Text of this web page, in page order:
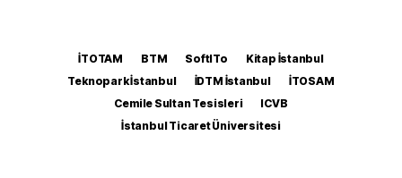
İTOTAM BTM SoftITo
Kitap İstanbul
Teknopark İstanbul
İDTM İstanbul
İTOSAM
Cemile Sultan Tesisleri
ICVB
İstanbul Ticaret Üniversitesi